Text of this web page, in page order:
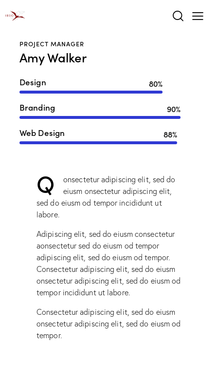
PROJECT MANAGER
Amy Walker
Design 80%
Branding 90%
Web Design 88%
Q
onsectetur adipiscing elit, sed do
eiusm onsectetur adipiscing elit,
sed do eiusm od tempor incididunt ut
labore.
Adipiscing elit, sed do eiusm consectetur
aonsectetur sed do eiusm od tempor
adipiscing elit, sed do eiusm od tempor.
Consectetur adipiscing elit, sed do eiusm
onsectetur adipiscing elit, sed do eiusm od
tempor incididunt ut labore.
Consectetur adipiscing elit, sed do eiusm
onsectetur adipiscing elit, sed do eiusm od
tempor.